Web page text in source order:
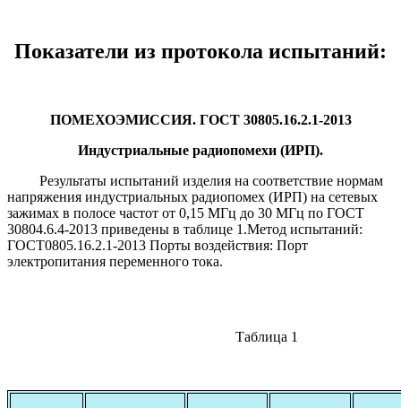
Показатели из протокола испытаний:
ПОМЕХОЭМИССИЯ. ГОСТ 30805.16.2.1-2013
Индустриальные радиопомехи (ИРП).
Результаты испытаний изделия на соответствие нормам
напряжения индустриальных радиопомех (ИРП) на сетевых
зажимах в полосе частот от 0,15 МГц до 30 МГц по ГОСТ
30804.6.4-2013 приведены в таблице 1.Метод испытаний:
ГОСТ0805.16.2.1-2013 Порты воздействия: Порт
электропитания переменного тока.
Таблица 1